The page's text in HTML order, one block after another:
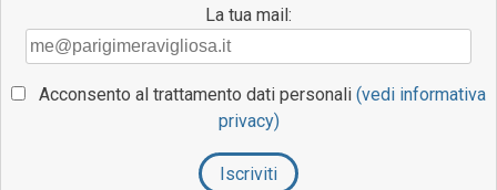
La tua mail:
Acconsento al trattamento dati personali (vedi informativa
privacy)